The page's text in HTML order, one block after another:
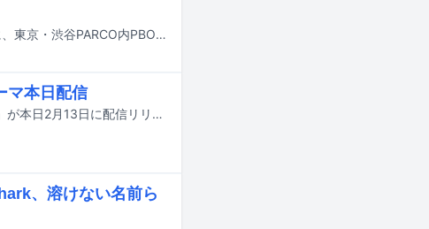
ビデオゲームスタジオのGRASSHOPPER MANUFACTURE INC.が2月7日に、東京・渋谷PARCO内PBOXおよびSUPER DOMMUNEで新作ゲーム「ROMEO IS A DEAD MAN」の発売に伴うイベントを開催。そのステージに、ゲームへ楽曲を提供したBose（スチャダラパー）、金子ノブアキ、BLYY & Tooson、Luby Sparksが登壇した。
マ本日配信
Luby Sparksがゲーム「ROMEO IS A DEAD MAN」に提供した新曲「Liar」が本日2月13日に配信リリースされた。
、溶けない名前ら